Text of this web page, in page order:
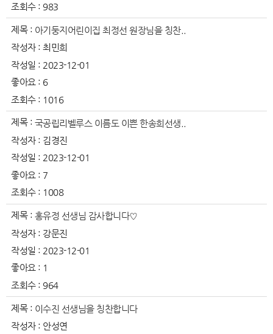
조회수 : 983
제목 : 아기둥지어린이집 최정선 원장님을 칭찬..
작성자 :최민희
작성일 : 2023-12-01
좋아요 : 6
조회수 : 1016
제목 : 국공립리벨루스 이름도 이쁜 한송희선생..
작성자 : 김경진
작성일 : 2023-12-01
좋아요 : 7
조회수 : 1008
제목 : 홍유정 선생님 감사합니다♡
작성자 : 강문진
작성일 : 2023-12-01
좋아요 : 1
조회수 : 964
제목 : 이수진 선생님을 칭찬합니다
작성자 : 안성연